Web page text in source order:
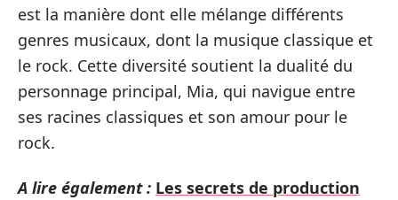
est la manière dont elle mélange différents
genres musicaux, dont la musique classique et
le rock. Cette diversité soutient la dualité du
personnage principal, Mia, qui navigue entre
ses racines classiques et son amour pour le
rock.
A lire également : Les secrets de production